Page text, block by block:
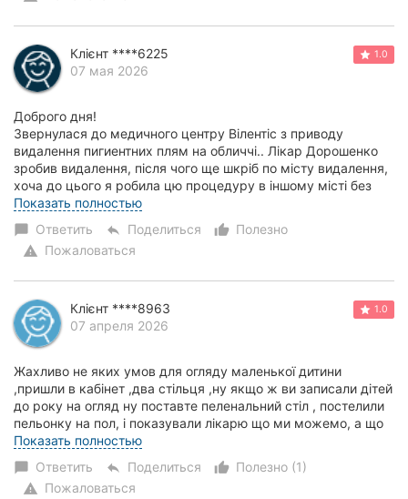
Клієнт ****6225
07 мая 2026
1.0
Доброго дня!
Звернулася до медичного центру Вілентіс з приводу
видалення пигиентних плям на обличчі.. Лікар Дорошенко
зробив видалення, після чого ще шкріб по місту видалення,
хоча до цього я робила цю процедуру в іншому місті без
зшкребання. Я йом...
Показать полностью
chat_bubble Ответить reply Поделиться thumb_up_alt
Полезно
warning Пожаловаться
Клієнт ****8963
07 апреля 2026
1.0
Жахливо не яких умов для огляду маленької дитини
,пришли в кабінет ,два стільця ,ну якщо ж ви записали дітей
до року на огляд ну поставте пеленальний стіл , постелили
пельонку на пол, і показували лікарю що ми можемо, а що
ще ні ,ну ви серйозно?? До...
Показать полностью
chat_bubble Ответить reply Поделиться thumb_up_alt
Полезно (1)
warning Пожаловаться